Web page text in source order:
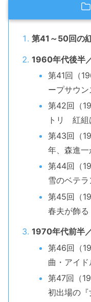
第41～50回の
1960年代後半
第41回（
ープサウン
第42回（
トリ 紅組
第43回（
年、森進一
第44回（
雪のベテ
第45回（
春夫が飾る
1970年代前半
第46回（
曲・アイ
第47回（
初出場の『